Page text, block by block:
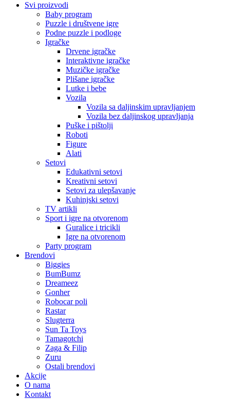
Svi proizvodi
Baby program
Puzzle i društvene igre
Podne puzzle i podloge
Igračke
Drvene igračke
Interaktivne igračke
Muzičke igračke
Plišane igračke
Lutke i bebe
Vozila
Vozila sa daljinskim upravljanjem
Vozila bez daljinskog upravljanja
Puške i pištolji
Roboti
Figure
Alati
Setovi
Edukativni setovi
Kreativni setovi
Setovi za ulepšavanje
Kuhinjski setovi
TV artikli
Sport i igre na otvorenom
Guralice i tricikli
Igre na otvorenom
Party program
Brendovi
Biggies
BumBumz
Dreameez
Gonher
Robocar poli
Rastar
Slugterra
Sun Ta Toys
Tamagotchi
Zaga & Filip
Zuru
Ostali brendovi
Akcije
O nama
Kontakt